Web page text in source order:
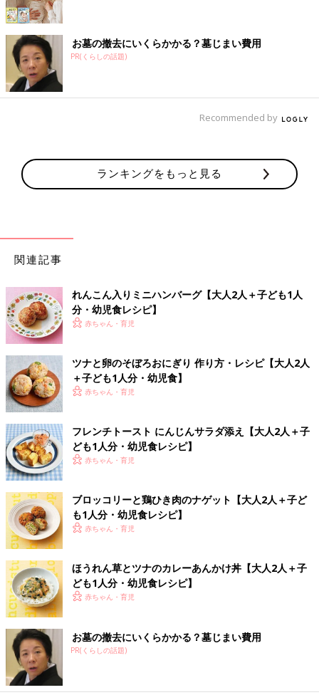
お墓の撤去にいくらかかる？墓じまい費用
PR(くらしの話題)
Recommended by
ランキングをもっと見る
関連記事
れんこん入りミニハンバーグ【大人2人＋子ども1人
分・幼児食レシピ】
赤ちゃん・育児
ツナと卵のそぼろおにぎり 作り方・レシピ【大人2人
＋子ども1人分・幼児食】
赤ちゃん・育児
フレンチトースト にんじんサラダ添え【大人2人＋子
ども1人分・幼児食レシピ】
赤ちゃん・育児
ブロッコリーと鶏ひき肉のナゲット【大人2人＋子ど
も1人分・幼児食レシピ】
赤ちゃん・育児
ほうれん草とツナのカレーあんかけ丼【大人2人＋子
ども1人分・幼児食レシピ】
赤ちゃん・育児
お墓の撤去にいくらかかる？墓じまい費用
PR(くらしの話題)